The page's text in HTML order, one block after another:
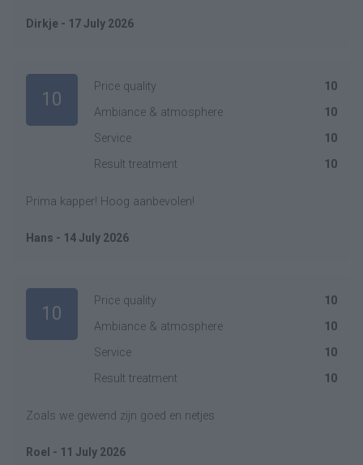
Dirkje - 17 July 2026
10
Price quality
10
Ambiance & atmosphere
10
Service
10
Result treatment
10
Prima kapper! Hoog aanbevolen!
Hans - 14 July 2026
10
Price quality
10
Ambiance & atmosphere
10
Service
10
Result treatment
10
Zoals we gewend zijn goed en netjes
Roel - 11 July 2026